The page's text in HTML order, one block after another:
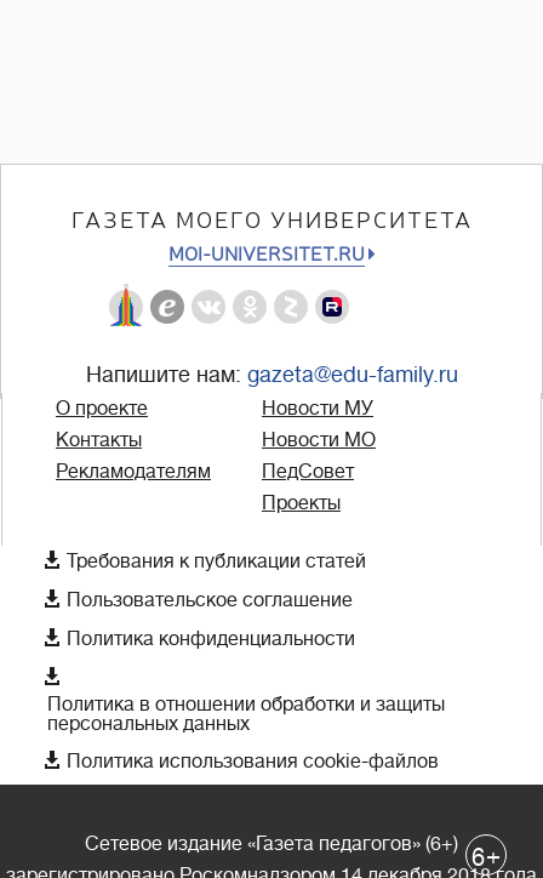
ГАЗЕТА МОЕГО УНИВЕРСИТЕТА
MOI-UNIVERSITET.RU
Напишите нам: gazeta@edu-family.ru
О проекте
Контакты
Рекламодателям
Новости МУ
Новости МО
ПедСовет
Проекты
 Требования к публикации статей
 Пользовательское соглашение
 Политика конфиденциальности

Политика в отношении обработки и защиты
персональных данных
 Политика использования cookie-файлов
Сетевое издание «Газета педагогов» (6+)
6+